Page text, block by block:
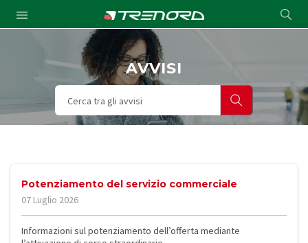
Submit
AVVISI
Cerca tra gli avvisi
Potenziamento del servizio commerciale
07 Luglio 2026
Informazioni sul potenziamento dell’offerta mediante